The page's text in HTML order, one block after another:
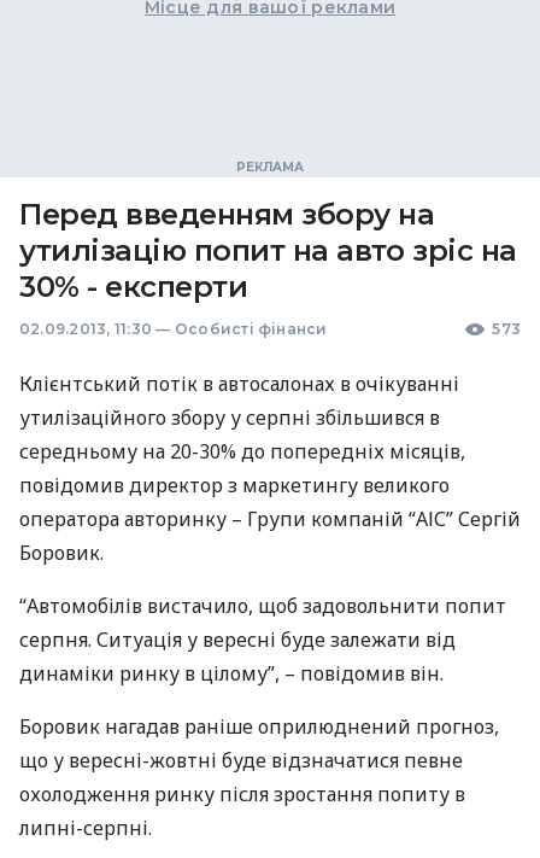
Місце для вашої реклами
Перед введенням збору на
утилізацію попит на авто зріс на
30% - експерти
02.09.2013, 11:30 — Особисті фінанси 573
Клієнтський потік в автосалонах в очікуванні
утилізаційного збору у серпні збільшився в
середньому на 20-30% до попередніх місяців,
повідомив директор з маркетингу великого
оператора авторинку – Групи компаній “АІС” Сергій
Боровик.
“Автомобілів вистачило, щоб задовольнити попит
серпня. Ситуація у вересні буде залежати від
динаміки ринку в цілому”, – повідомив він.
Боровик нагадав раніше оприлюднений прогноз,
що у вересні-жовтні буде відзначатися певне
охолодження ринку після зростання попиту в
липні-серпні.